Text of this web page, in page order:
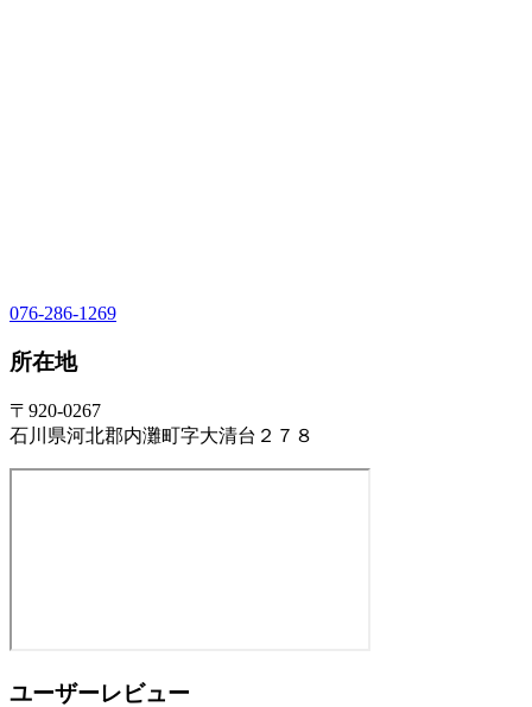
076-286-1269
所在地
〒920-0267
石川県河北郡内灘町字大清台２７８
ユーザーレビュー